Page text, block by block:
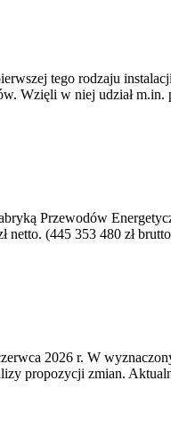
tego rodzaju
Wzięli w niej udział m.in.
Przewodów
(445 353 480 zł
2026 r. W
propozycji zmian.